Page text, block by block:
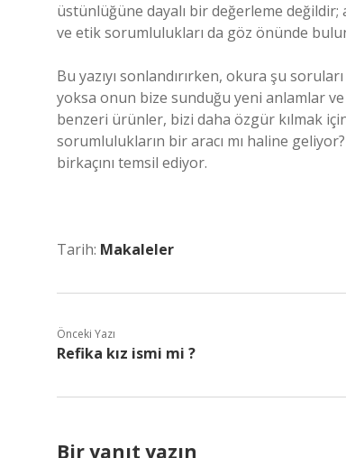
üstünlüğüne dayalı bir değerleme değildir;
ve etik sorumlulukları da göz önünde
Bu yazıyı sonlandırırken, okura şu
yoksa onun bize sunduğu yeni anlamlar
benzeri ürünler, bizi daha özgür kılmak
sorumlulukların bir aracı mı haline
birkaçını temsil ediyor.
Tarih: Makaleler
Önceki Yazı
Refika kız ismi mi ?
Bir yanıt yazın